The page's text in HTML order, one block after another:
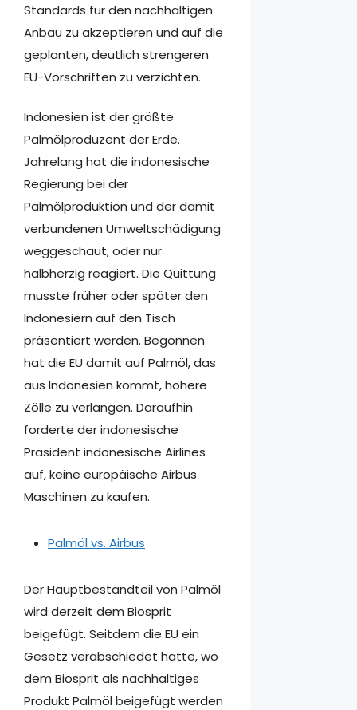
Standards für den nachhaltigen
Anbau zu akzeptieren und auf die
geplanten, deutlich strengeren
EU-Vorschriften zu verzichten.
Indonesien ist der größte
Palmölproduzent der Erde.
Jahrelang hat die indonesische
Regierung bei der
Palmölproduktion und der damit
verbundenen Umweltschädigung
weggeschaut, oder nur
halbherzig reagiert. Die Quittung
musste früher oder später den
Indonesiern auf den Tisch
präsentiert werden. Begonnen
hat die EU damit auf Palmöl, das
aus Indonesien kommt, höhere
Zölle zu verlangen. Daraufhin
forderte der indonesische
Präsident indonesische Airlines
auf, keine europäische Airbus
Maschinen zu kaufen.
Palmöl vs. Airbus
Der Hauptbestandteil von Palmöl
wird derzeit dem Biosprit
beigefügt. Seitdem die EU ein
Gesetz verabschiedet hatte, wo
dem Biosprit als nachhaltiges
Produkt Palmöl beigefügt werden